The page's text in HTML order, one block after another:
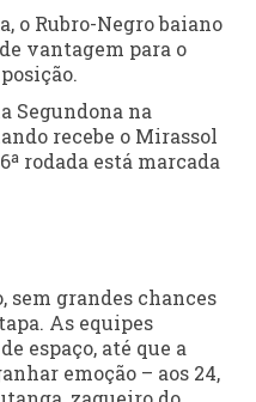
o Rubro-Negro baiano
vantagem para o
Segundona na
recebe o Mirassol
rodada está marcada
sem grandes chances
As equipes
espaço, até que a
emoção – aos 24,